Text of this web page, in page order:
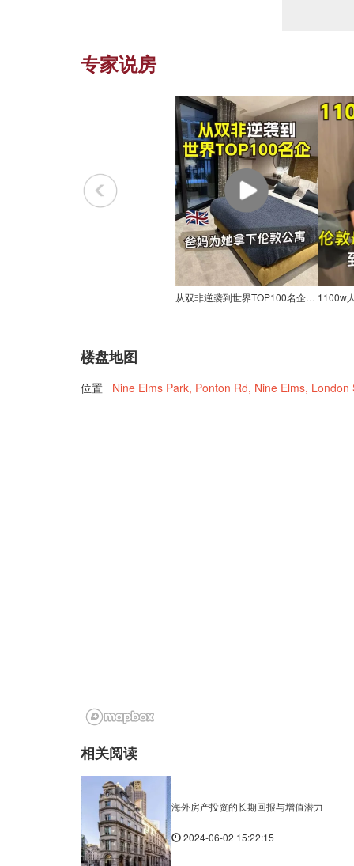
专家说房
从双非逆袭到世界TOP100名企，爸妈为她拿下伦敦公寓
楼盘地图
位置 Nine Elms Park, Ponton Rd, Nine Elms, London
相关阅读
海外房产投资的长期回报与增值潜力
2024-06-02 15:22:15